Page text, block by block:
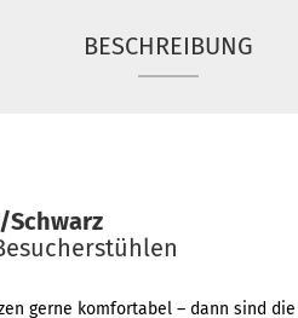
BESCHREIBUNG
Schwarz
gerne komfortabel – dann sind